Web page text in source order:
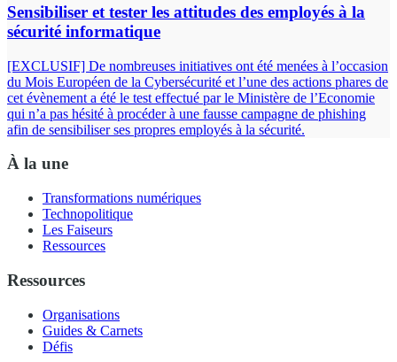
Sensibiliser et tester les attitudes des employés à la
sécurité informatique
[EXCLUSIF] De nombreuses initiatives ont été menées à l’occasion
du Mois Européen de la Cybersécurité et l’une des actions phares de
cet évènement a été le test effectué par le Ministère de l’Economie
qui n’a pas hésité à procéder à une fausse campagne de phishing
afin de sensibiliser ses propres employés à la sécurité.
À la une
Transformations numériques
Technopolitique
Les Faiseurs
Ressources
Ressources
Organisations
Guides & Carnets
Défis